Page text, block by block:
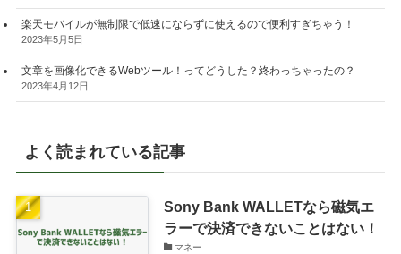
楽天モバイルが無制限で低速にならずに使えるので便利すぎちゃう！
2023年5月5日
文章を画像化できるWebツール！ってどうした？終わっちゃったの？
2023年4月12日
よく読まれている記事
Sony Bank WALLETなら磁気エ
ラーで決済できないことはない！
マネー